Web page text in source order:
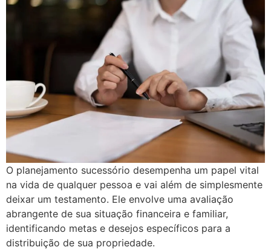
O planejamento sucessório desempenha um papel vital
na vida de qualquer pessoa e vai além de simplesmente
deixar um testamento. Ele envolve uma avaliação
abrangente de sua situação financeira e familiar,
identificando metas e desejos específicos para a
distribuição de sua propriedade.